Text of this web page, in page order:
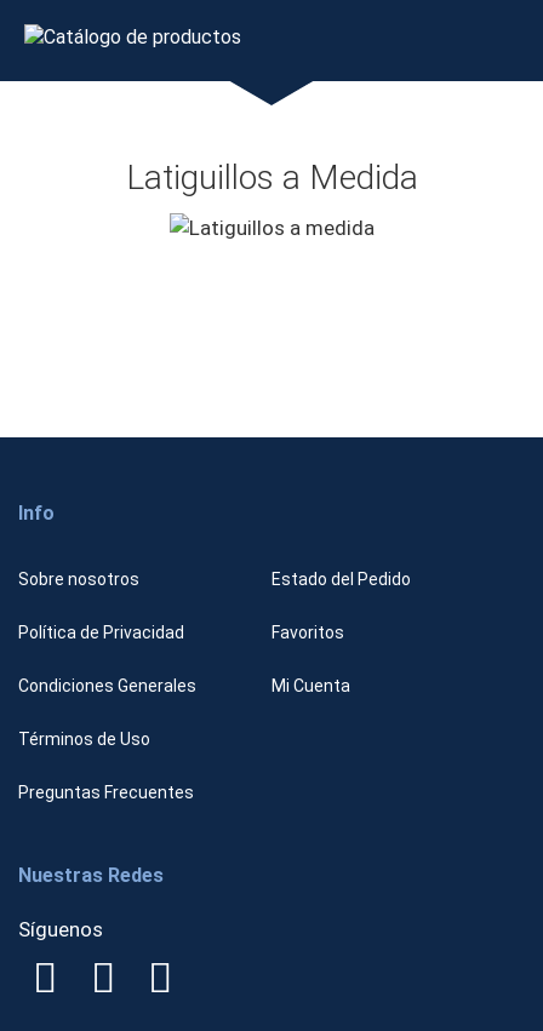
Latiguillos a Medida
Info
Sobre nosotros
Política de Privacidad
Condiciones Generales
Términos de Uso
Preguntas Frecuentes
Estado del Pedido
Favoritos
Mi Cuenta
Nuestras Redes
Síguenos